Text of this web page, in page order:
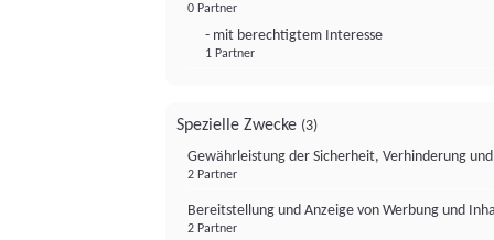
0 Partner
- mit berechtigtem Interesse
1 Partner
Spezielle Zwecke (3)
Gewährleistung der Sicherheit, Verhinderung
2 Partner
Bereitstellung und Anzeige von Werbung und
2 Partner